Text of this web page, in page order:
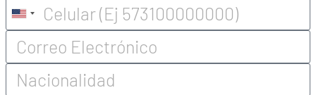
United
States
+1